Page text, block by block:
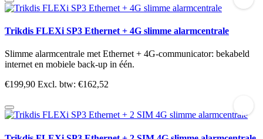
Trikdis FLEXi SP3 Ethernet + 4G slimme alarmcentrale
Slimme alarmcentrale met Ethernet + 4G-communicator: bekabeld
internet en mobiele back-up in één.
€199,90 Excl. btw: €162,52